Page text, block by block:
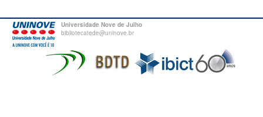
Universidade Nove de Julho
bibliotecatede@uninove.br